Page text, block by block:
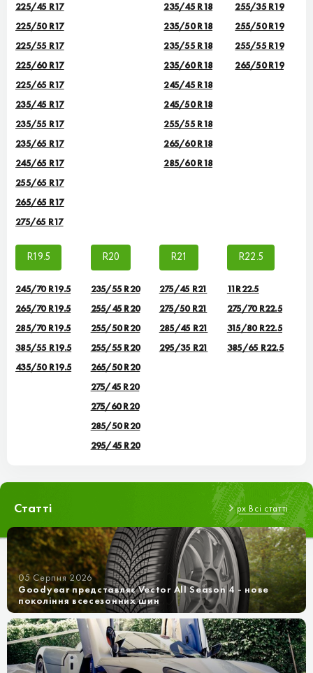
225/45 R17
225/50 R17
225/55 R17
225/60 R17
225/65 R17
235/45 R17
235/55 R17
235/65 R17
245/65 R17
255/65 R17
265/65 R17
275/65 R17
235/45 R18
235/50 R18
235/55 R18
235/60 R18
245/45 R18
245/50 R18
255/55 R18
265/60 R18
285/60 R18
255/35 R19
255/50 R19
255/55 R19
265/50 R19
R19.5
245/70 R19.5
265/70 R19.5
285/70 R19.5
385/55 R19.5
435/50 R19.5
R20
235/55 R20
255/45 R20
255/50 R20
255/55 R20
265/50 R20
275/45 R20
275/60 R20
285/50 R20
295/45 R20
R21
275/45 R21
275/50 R21
285/45 R21
295/35 R21
R22.5
11R22.5
275/70 R22.5
315/80 R22.5
385/65 R22.5
Статті px Всі статті
05 Серпня 2026
Goodyear представляє Vector All Season 4 - нове
покоління всесезонних шин